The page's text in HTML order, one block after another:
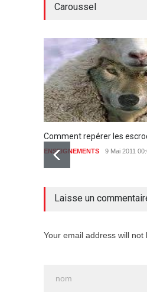
Caroussel
Comment repérer les
ENSEIGNEMENTS 9 Mai 2011
aucun commentaire
Laisse un
Your email address will not